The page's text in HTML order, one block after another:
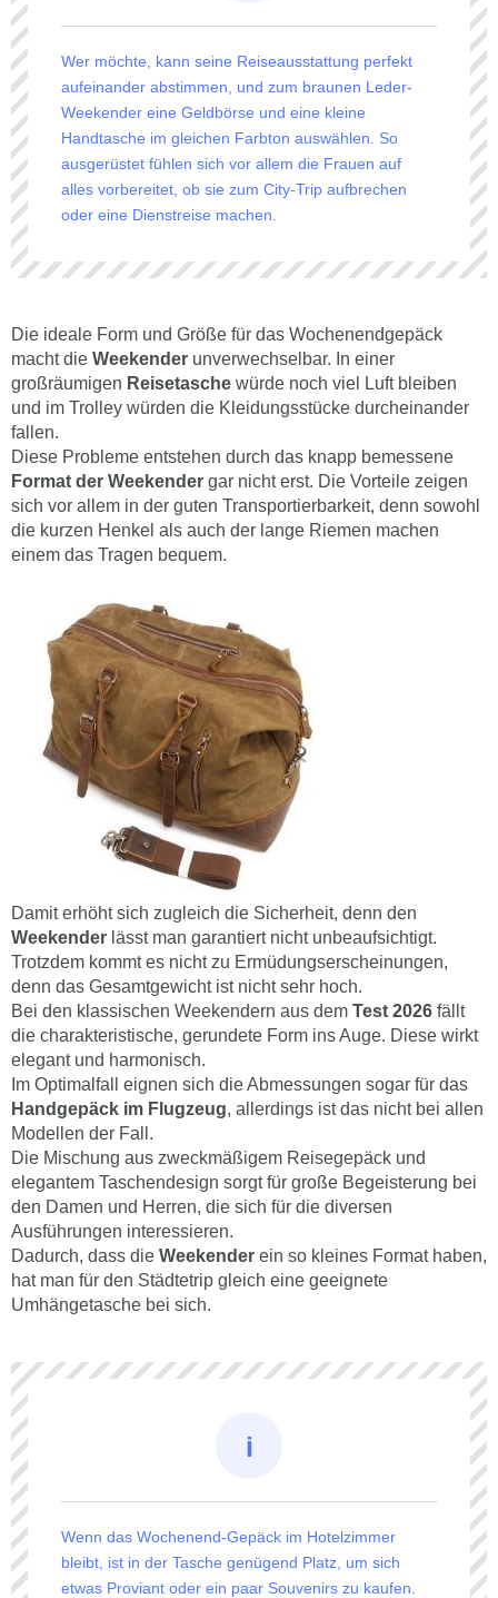
Wer möchte, kann seine Reiseausstattung perfekt
aufeinander abstimmen, und zum braunen Leder-
Weekender eine Geldbörse und eine kleine
Handtasche im gleichen Farbton auswählen. So
ausgerüstet fühlen sich vor allem die Frauen auf
alles vorbereitet, ob sie zum City-Trip aufbrechen
oder eine Dienstreise machen.
Die ideale Form und Größe für das Wochenendgepäck
macht die Weekender unverwechselbar. In einer
großräumigen Reisetasche würde noch viel Luft bleiben
und im Trolley würden die Kleidungsstücke durcheinander
fallen.
Diese Probleme entstehen durch das knapp bemessene
Format der Weekender gar nicht erst. Die Vorteile zeigen
sich vor allem in der guten Transportierbarkeit, denn sowohl
die kurzen Henkel als auch der lange Riemen machen
einem das Tragen bequem.
Damit erhöht sich zugleich die Sicherheit, denn den
Weekender lässt man garantiert nicht unbeaufsichtigt.
Trotzdem kommt es nicht zu Ermüdungserscheinungen,
denn das Gesamtgewicht ist nicht sehr hoch.
Bei den klassischen Weekendern aus dem Test 2026 fällt
die charakteristische, gerundete Form ins Auge. Diese wirkt
elegant und harmonisch.
Im Optimalfall eignen sich die Abmessungen sogar für das
Handgepäck im Flugzeug, allerdings ist das nicht bei allen
Modellen der Fall.
Die Mischung aus zweckmäßigem Reisegepäck und
elegantem Taschendesign sorgt für große Begeisterung bei
den Damen und Herren, die sich für die diversen
Ausführungen interessieren.
Dadurch, dass die Weekender ein so kleines Format haben,
hat man für den Städtetrip gleich eine geeignete
Umhängetasche bei sich.
Wenn das Wochenend-Gepäck im Hotelzimmer
bleibt, ist in der Tasche genügend Platz, um sich
etwas Proviant oder ein paar Souvenirs zu kaufen.